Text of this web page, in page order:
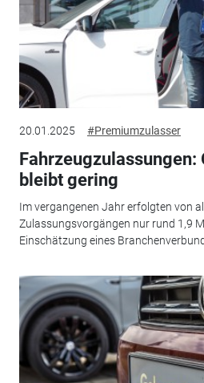
20.01.2025 #Premiumzulasser
Fahrzeugzulassungen:
bleibt gering
Im vergangenen Jahr erfolgten von
Zulassungsvorgängen nur rund 1,9
Einschätzung eines